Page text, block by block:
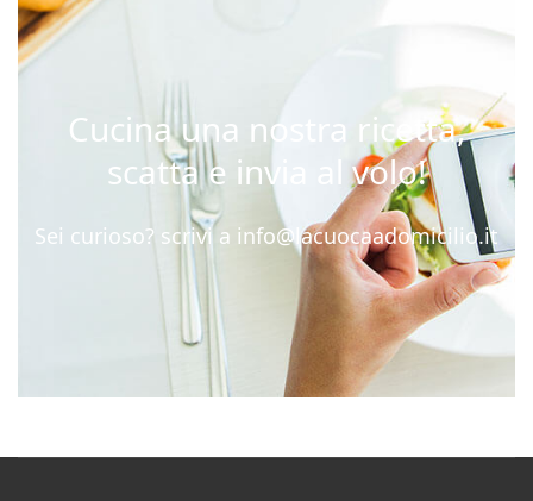
Cucina una nostra ricetta,
scatta e invia al volo!
Sei curioso? scrivi a info@lacuocaadomicilio.it